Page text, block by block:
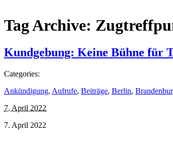
Tag Archive:
Kundgebung: Keine Bühne für
Categories:
Ankündigung, Aufrufe, Beiträge, Berlin,
7. April 2022
7. April 2022